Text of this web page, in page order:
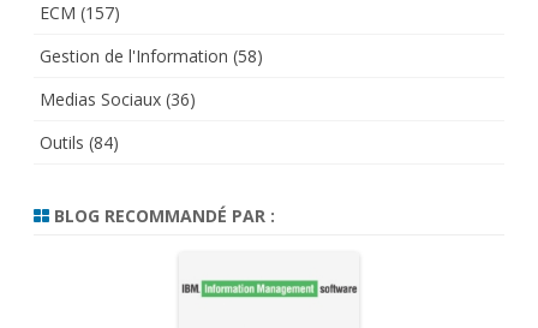
ECM (157)
Gestion de l'Information (58)
Medias Sociaux (36)
Outils (84)
BLOG RECOMMANDÉ PAR :